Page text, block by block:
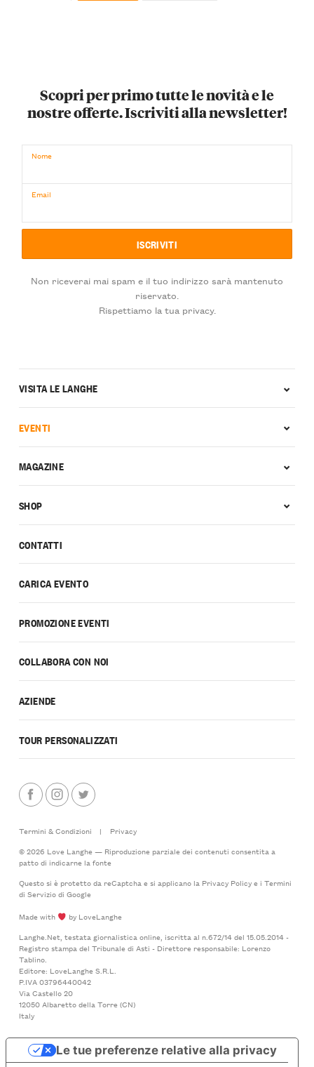
Scopri per primo tutte le novità e le
nostre offerte. Iscriviti alla newsletter!
Nome
Email
Non riceverai mai spam e il tuo indirizzo sarà mantenuto
riservato.
Rispettiamo la tua privacy.
CONTATTI
CARICA EVENTO
PROMOZIONE EVENTI
COLLABORA CON NOI
AZIENDE
TOUR PERSONALIZZATI
VISITA LE LANGHE
EVENTI
MAGAZINE
SHOP
Termini & Condizioni |
Privacy
© 2026 Love Langhe — Riproduzione parziale dei contenuti consentita a
patto di indicarne la fonte
Questo si è protetto da reCaptcha e si applicano la Privacy Policye i Termini
di Serviziodi Google
Made with
by LoveLanghe
Langhe.Net, testata giornalistica online, iscritta al n.672/14 del 15.05.2014 -
Registro stampa del Tribunale di Asti - Direttore responsabile: Lorenzo
Tablino.
Editore: LoveLanghe S.R.L.
P.IVA 03796440042
Via Castello 20
12050 Albaretto della Torre (CN)
Italy
Le tue preferenze relative alla privacy